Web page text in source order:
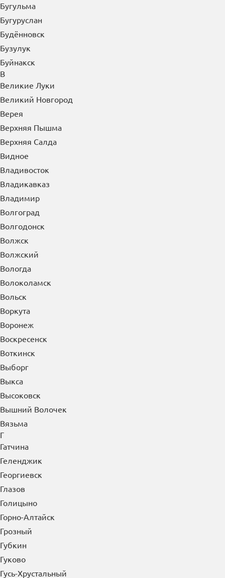
Бугульма
Бугуруслан
Будённовск
Бузулук
Буйнакск
В
Великие Луки
Великий Новгород
Верея
Верхняя Пышма
Верхняя Салда
Видное
Владивосток
Владикавказ
Владимир
Волгоград
Волгодонск
Волжск
Волжский
Вологда
Волоколамск
Вольск
Воркута
Воронеж
Воскресенск
Воткинск
Выборг
Выкса
Высоковск
Вышний Волочек
Вязьма
Г
Гатчина
Геленджик
Георгиевск
Глазов
Голицыно
Горно-Алтайск
Грозный
Губкин
Гуково
Гусь-Хрустальный